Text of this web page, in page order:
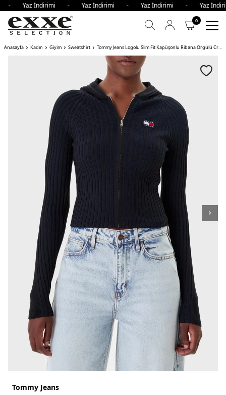
- Yaz İndirimi - Yaz İndirimi - Yaz İndirimi - Yaz
0
Anasayfa Kadın Giyim Sweatshirt Tommy Jeans Logolu Slim Fit Kapüşonlu Ribana Örgülü Crop Bayan Sweat BDS
Tommy Jeans